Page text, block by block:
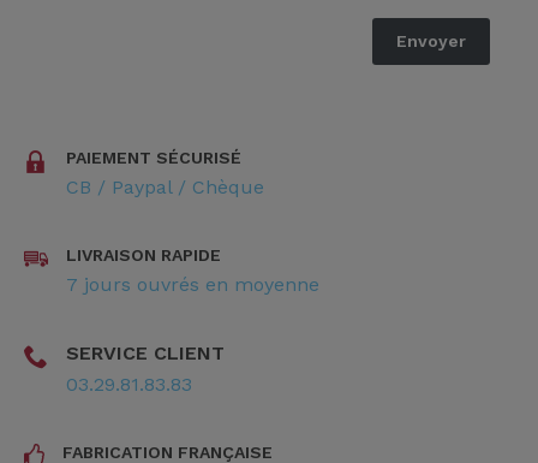
PAIEMENT SÉCURISÉ
CB / Paypal / Chèque
LIVRAISON RAPIDE
7 jours ouvrés en moyenne
SERVICE CLIENT
03.29.81.83.83
FABRICATION FRANÇAISE